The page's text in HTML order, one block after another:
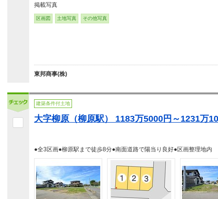
掲載写真
区画図 土地写真 その他写真
東邦商事(株)
建築条件付土地
大字柳原（柳原駅） 1183万5000円～1231万
●全3区画●柳原駅まで徒歩8分●南面道路で陽当り良好●区画整理地内